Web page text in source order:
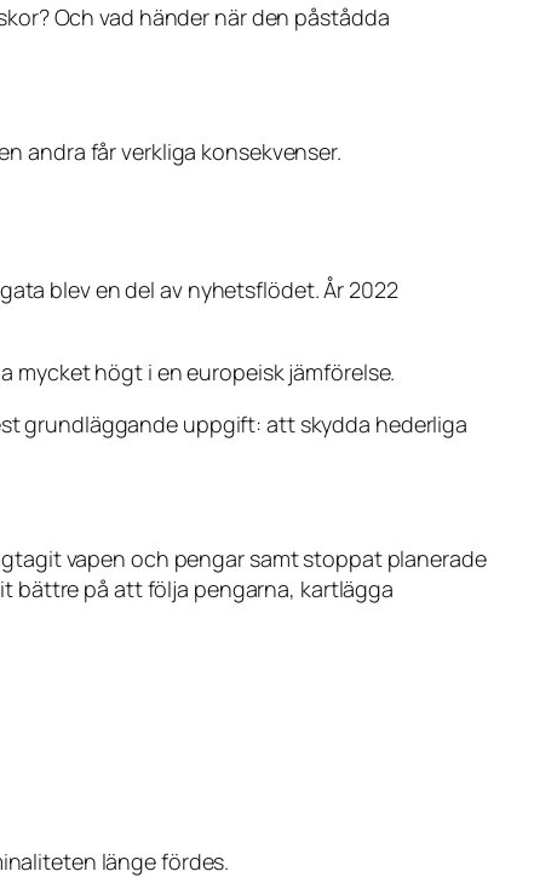
Och vad händer när den påstådda
andra får verkliga konsekvenser.
blev en del av nyhetsflödet. År 2022
mycket högt i en europeisk jämförelse.
grundläggande uppgift: att skydda hederliga
vapen och pengar samt stoppat planerade
bättre på att följa pengarna, kartlägga
länge fördes.